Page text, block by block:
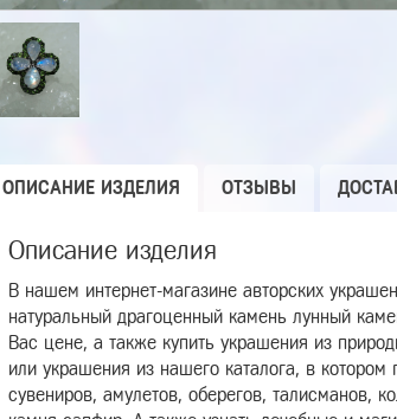
ОПИСАНИЕ ИЗДЕЛИЯ ОТЗЫВЫ
Описание изделия
В нашем интернет-магазине авторских
натуральный драгоценный камень лунный
Вас цене, а также купить украшения из
или украшения из нашего каталога, в
сувениров, амулетов, оберегов, талисманов,